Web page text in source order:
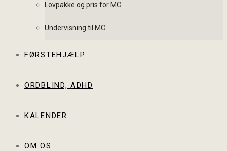
Lovpakke og pris for MC
Undervisning til MC
FØRSTEHJÆLP
ORDBLIND, ADHD
KALENDER
OM OS